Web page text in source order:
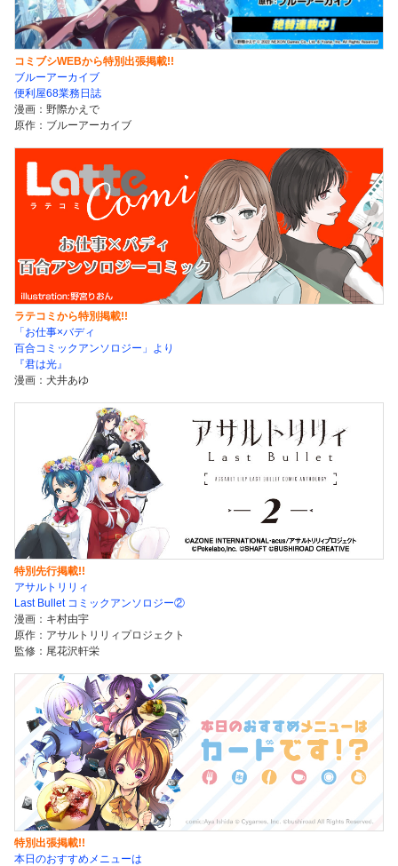
コミブシWEBから特別出張掲載!!
ブルーアーカイブ
便利屋68業務日誌
漫画：野際かえで
原作：ブルーアーカイブ
ラテコミから特別掲載!!
「お仕事×バディ
百合コミックアンソロジー」より
『君は光』
漫画：犬井あゆ
特別先行掲載!!
アサルトリリィ
Last Bullet コミックアンソロジー②
漫画： キ村由宇
原作：アサルトリリィプロジェクト
監修：尾花沢軒栄
特別出張掲載!!
本日のおすすめメニューは